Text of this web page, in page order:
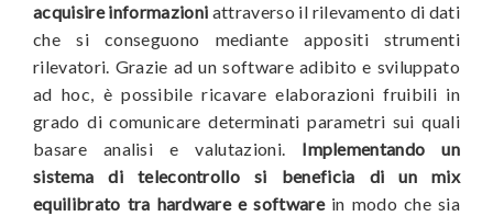
acquisire informazioni attraverso il rilevamento di dati
che si conseguono mediante appositi strumenti
rilevatori. Grazie ad un software adibito e sviluppato
ad hoc, è possibile ricavare elaborazioni fruibili in
grado di comunicare determinati parametri sui quali
basare analisi e valutazioni. Implementando un
sistema di telecontrollo si beneficia di un mix
equilibrato tra hardware e softwarein modo che sia